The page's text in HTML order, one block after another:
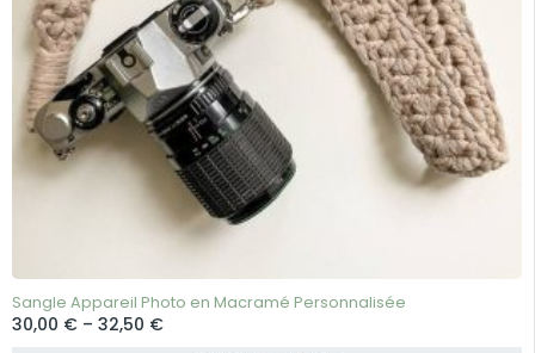
BEST-SELLER
Sangle Appareil Photo en Macramé Personnalisée
30,00 € – 32,50 €